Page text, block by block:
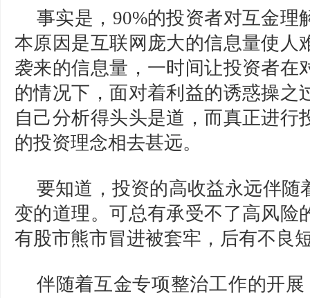
事实是，90%的投资者对互金理
本原因是互联网 庞大的信息量使人
袭来的信息量，一时间让投资者在
的情况下，面对着利益的诱惑操之
自己分析得头头是道，而真正进行
的投资理念相去甚远。
要知道，投资的高收益永远伴随
变的道理。可总有承受不了高风险
有股市熊市冒进被套牢，后有不良
伴随着互金专项整治工作的开展